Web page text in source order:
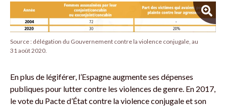
Source : délégation du Gouvernement contre la violence conjugale, au
31 août 2020.
En plus de légiférer, l’Espagne augmente ses dépenses
publiques pour lutter contre les violences de genre. En 2017,
le vote du Pacte d’État contre la violence conjugale et son